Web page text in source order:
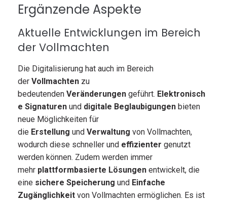
Ergänzende Aspekte
Aktuelle Entwicklungen im Bereich
der Vollmachten
Die Digitalisierung hat auch im Bereich
der Vollmachten zu
bedeutenden Veränderungen geführt. Elektronisch
e Signaturen und digitale Beglaubigungen bieten
neue Möglichkeiten für
die Erstellung und Verwaltung von Vollmachten,
wodurch diese schneller und effizienter genutzt
werden können. Zudem werden immer
mehr plattformbasierte Lösungen entwickelt, die
eine sichere Speicherung und Einfache
Zugänglichkeit von Vollmachten ermöglichen. Es ist